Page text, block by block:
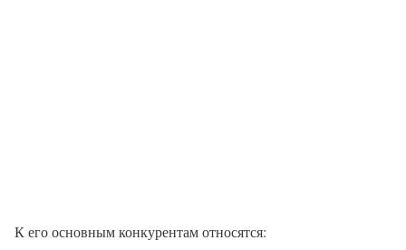
К его основным конкурентам относятся: